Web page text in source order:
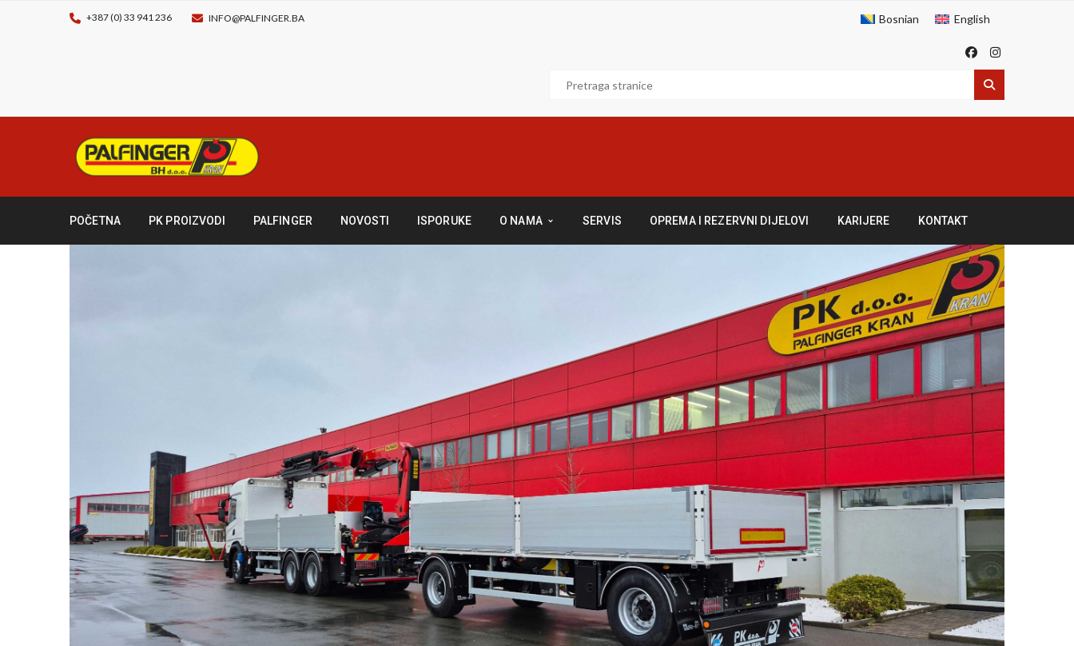
+387 (0) 33 941 236 INFO@PALFINGER.BA Bosnian English
POČETNA PK PROIZVODI PALFINGER NOVOSTI ISPORUKE O NAMA SERVIS OPREMA I REZERVNI DIJELOVI KARIJERE KONTAKT